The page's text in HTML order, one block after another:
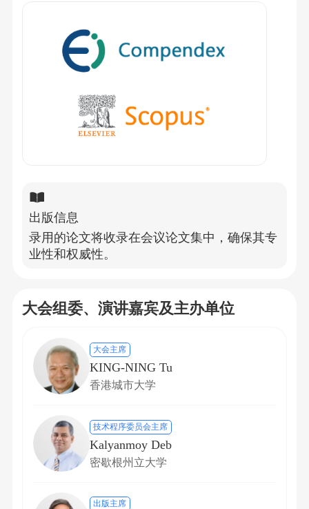
出版信息
录用的论文将收录在会议论文集中，确保其专
业性和权威性。
大会组委、演讲嘉宾及主办单位
大会主席
KING-NING Tu
香港城市大学
技术程序委员会主席
Kalyanmoy Deb
密歇根州立大学
出版主席